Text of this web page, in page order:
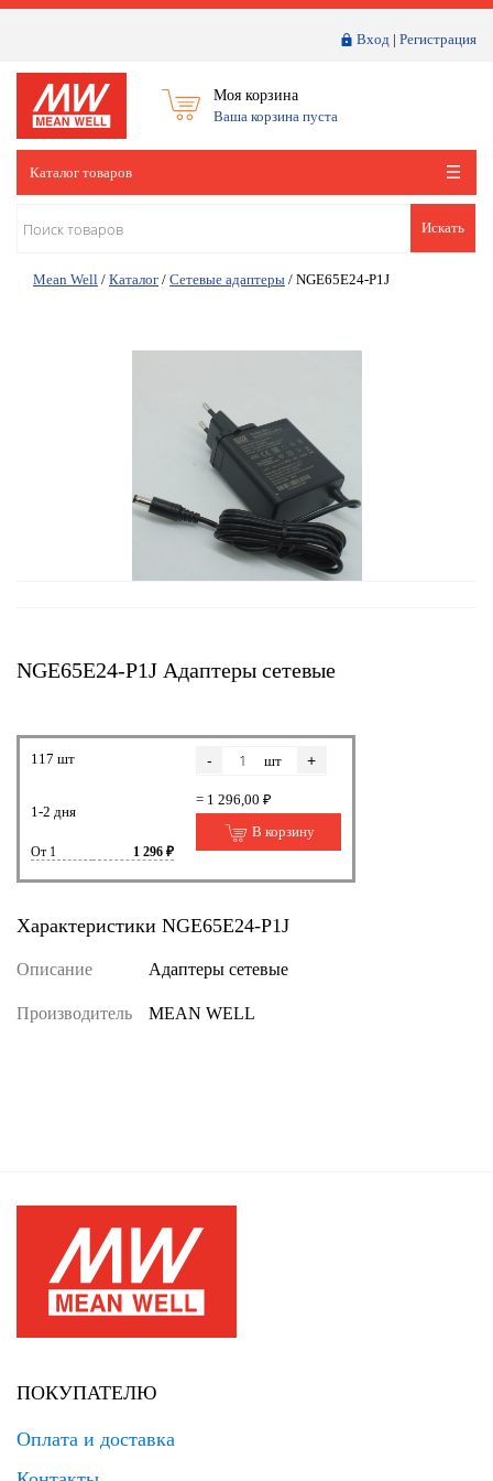
Вход | Регистрация
Моя корзина
Ваша корзина пуста
Каталог товаров
Искать
Mean Well / Каталог / Сетевые адаптеры / NGE65E24-P1J
NGE65E24-P1J Адаптеры сетевые
117 шт
1-2 дня
От 1 1 296 ₽
- шт +
= 1 296,00 ₽
В корзину
Характеристики NGE65E24-P1J
Описание Адаптеры сетевые
Производитель MEAN WELL
ПОКУПАТЕЛЮ
Оплата и доставка